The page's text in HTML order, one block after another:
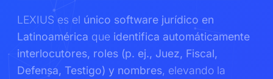
LEXIUS es el único software jurídico en
Latinoamérica que identifica automáticamente
interlocutores, roles (p. ej., Juez, Fiscal,
Defensa, Testigo) y nombres, elevando la